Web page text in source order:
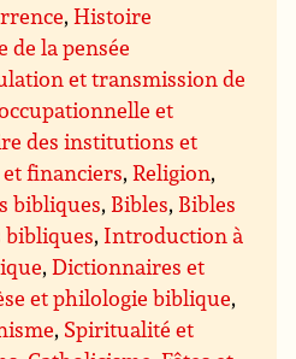
,Histoire
de la pensée
et transmission de
et
des institutions et
financiers,Religion,
bibliques, Bibles, Bibles
bibliques, Introduction à
,Dictionnaires et
et philologie biblique,
, Spiritualité et